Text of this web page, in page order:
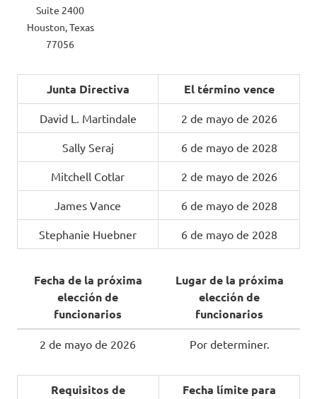
Suite 2400
Houston, Texas
77056
Junta Directiva El término vence
David L. Martindale 2 de mayo de 2026
Sally Seraj 6 de mayo de 2028
Mitchell Cotlar 2 de mayo de 2026
James Vance 6 de mayo de 2028
Stephanie Huebner 6 de mayo de 2028
Fecha de la próxima
elección de
funcionarios
Lugar de la próxima
elección de
funcionarios
2 de mayo de 2026 Por determiner.
Requisitos de
Fecha límite para